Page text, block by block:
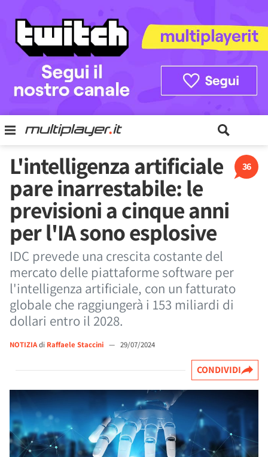
36
L'intelligenza artificiale
pare inarrestabile: le
previsioni a cinque anni
per l'IA sono esplosive
IDC prevede una crescita costante del
mercato delle piattaforme software per
l'intelligenza artificiale, con un fatturato
globale che raggiungerà i 153 miliardi di
dollari entro il 2028.
NOTIZIAdi Raffaele Staccini — 29/07/2024
CONDIVIDI